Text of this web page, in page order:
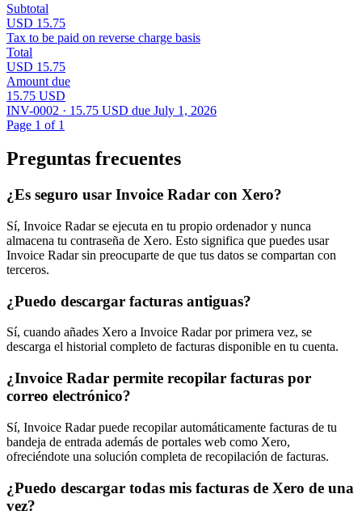
Subtotal
USD 15.75
Tax to be paid on reverse charge basis
Total
USD 15.75
Amount due
15.75 USD
INV-0002 · 15.75 USD due July 1, 2026
Page 1 of 1
Preguntas frecuentes
¿Es seguro usar Invoice Radar con Xero?
Sí, Invoice Radar se ejecuta en tu propio ordenador y nunca
almacena tu contraseña de Xero. Esto significa que puedes usar
Invoice Radar sin preocuparte de que tus datos se compartan con
terceros.
¿Puedo descargar facturas antiguas?
Sí, cuando añades Xero a Invoice Radar por primera vez, se
descarga el historial completo de facturas disponible en tu cuenta.
¿Invoice Radar permite recopilar facturas por
correo electrónico?
Sí, Invoice Radar puede recopilar automáticamente facturas de tu
bandeja de entrada además de portales web como Xero,
ofreciéndote una solución completa de recopilación de facturas.
¿Puedo descargar todas mis facturas de Xero de una
vez?